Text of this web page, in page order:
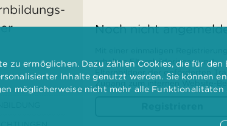
Noch nicht
erhalten Elternbilderinnen und
Elternbildner der geförderten
Zugang zum internen Website-
zu ermöglichen. Dazu zählen Cookies, die für
Inhalte genutzt werden. Sie können
möglicherweise nicht mehr alle